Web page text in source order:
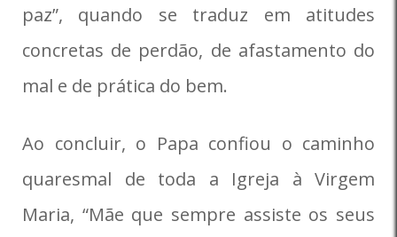
paz”, quando se traduz em atitudes
concretas de perdão, de afastamento do
mal e de prática do bem.
Ao concluir, o Papa confiou o caminho
quaresmal de toda a Igreja à Virgem
Maria, “Mãe que sempre assiste os seus